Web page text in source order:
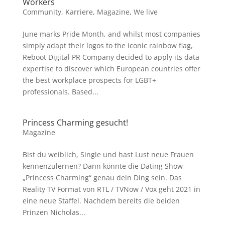
Community, Karriere, Magazine, We live
June marks Pride Month, and whilst most companies
simply adapt their logos to the iconic rainbow flag,
Reboot Digital PR Company decided to apply its data
expertise to discover which European countries offer
the best workplace prospects for LGBT+
professionals. Based...
Princess Charming gesucht!
Magazine
Bist du weiblich, Single und hast Lust neue Frauen
kennenzulernen? Dann könnte die Dating Show
„Princess Charming“ genau dein Ding sein. Das
Reality TV Format von RTL / TVNow / Vox geht 2021 in
eine neue Staffel. Nachdem bereits die beiden
Prinzen Nicholas...